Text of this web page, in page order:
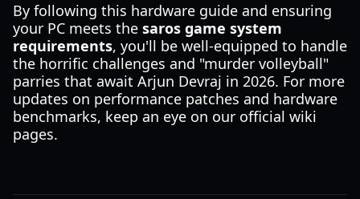
By following this hardware guide and ensuring
your PC meets the saros game system
requirements, you'll be well-equipped to handle
the horrific challenges and "murder volleyball"
parries that await Arjun Devraj in 2026. For more
updates on performance patches and hardware
benchmarks, keep an eye on our official wiki
pages.